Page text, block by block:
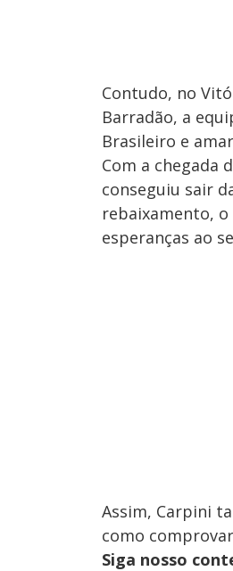
Contudo, no
Barradão, a
Brasileiro e
Com a chegada
conseguiu sair
rebaixamento,
esperanças ao
Assim, Carpini
como
Siga nosso